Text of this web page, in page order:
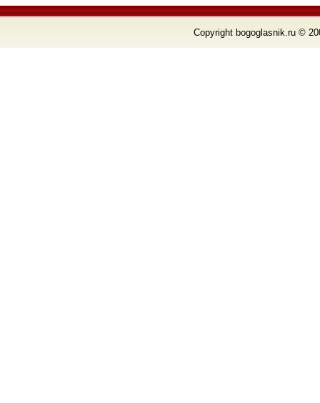
Copyright bogoglasnik.ru ©